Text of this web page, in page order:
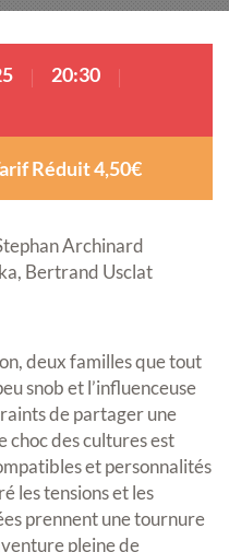
20:30
Réduit 4,50€
Archinard
Bertrand Usclat
deux familles que tout
snob et l’influenceuse
de partager une
choc des cultures est
et personnalités
les tensions et les
prennent une tournure
pleine de